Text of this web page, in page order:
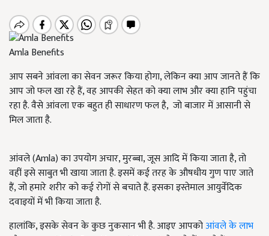
Amla Benefits
आप सबने आंवला का सेवन जरूर किया होगा, लेकिन क्या आप जानते हैं कि
आप जो फल खा रहे हैं, वह आपकी सेहत को क्या लाभ और क्या हानि पहुंचा
रहा है. वैसे आंवला एक बहुत ही साधारण फल है, जो बाजार में आसानी से
मिल जाता है.
आंवले (Amla) का उपयोग अचार, मुरब्बा, जूस आदि में किया जाता है, तो
वहीं इसे साबुत भी खाया जाता है. इसमें कई तरह के औषधीय गुण पाए जाते
हैं, जो हमारे शरीर को कई रोगों से बचाते हैं. इसका इस्तेमाल आयुर्वेदिक
दवाइयों में भी किया जाता है.
हालांकि, इसके सेवन के कुछ नुकसान भी है. आइए आपकोआंवले के लाभ